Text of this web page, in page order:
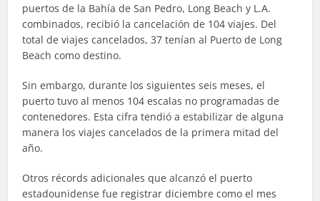
puertos de la Bahía de San Pedro, Long Beach y L.A.
combinados, recibió la cancelación de 104 viajes. Del
total de viajes cancelados, 37 tenían al Puerto de Long
Beach como destino.
Sin embargo, durante los siguientes seis meses, el
puerto tuvo al menos 104 escalas no programadas de
contenedores. Esta cifra tendió a estabilizar de alguna
manera los viajes cancelados de la primera mitad del
año.
Otros récords adicionales que alcanzó el puerto
estadounidense fue registrar diciembre como el mes